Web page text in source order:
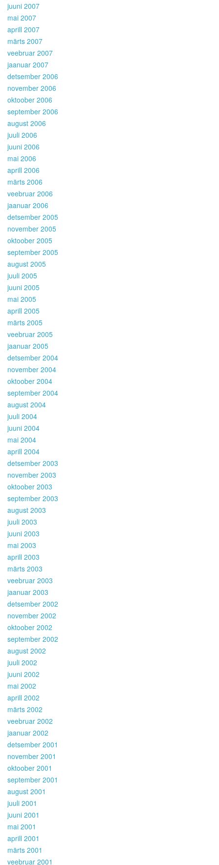
juuni 2007
mai 2007
aprill 2007
märts 2007
veebruar 2007
jaanuar 2007
detsember 2006
november 2006
oktoober 2006
september 2006
august 2006
juuli 2006
juuni 2006
mai 2006
aprill 2006
märts 2006
veebruar 2006
jaanuar 2006
detsember 2005
november 2005
oktoober 2005
september 2005
august 2005
juuli 2005
juuni 2005
mai 2005
aprill 2005
märts 2005
veebruar 2005
jaanuar 2005
detsember 2004
november 2004
oktoober 2004
september 2004
august 2004
juuli 2004
juuni 2004
mai 2004
aprill 2004
detsember 2003
november 2003
oktoober 2003
september 2003
august 2003
juuli 2003
juuni 2003
mai 2003
aprill 2003
märts 2003
veebruar 2003
jaanuar 2003
detsember 2002
november 2002
oktoober 2002
september 2002
august 2002
juuli 2002
juuni 2002
mai 2002
aprill 2002
märts 2002
veebruar 2002
jaanuar 2002
detsember 2001
november 2001
oktoober 2001
september 2001
august 2001
juuli 2001
juuni 2001
mai 2001
aprill 2001
märts 2001
veebruar 2001